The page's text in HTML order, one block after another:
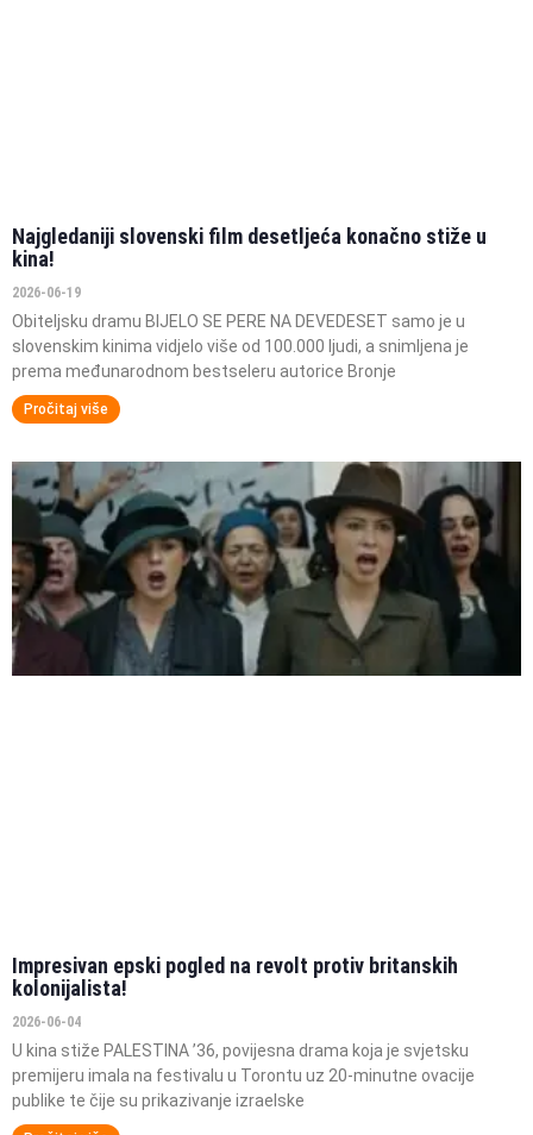
Najgledaniji slovenski film desetljeća konačno stiže u
kina!
2026-06-19
Obiteljsku dramu BIJELO SE PERE NA DEVEDESET samo je u
slovenskim kinima vidjelo više od 100.000 ljudi, a snimljena je
prema međunarodnom bestseleru autorice Bronje
Pročitaj više
Impresivan epski pogled na revolt protiv britanskih
kolonijalista!
2026-06-04
U kina stiže PALESTINA ’36, povijesna drama koja je svjetsku
premijeru imala na festivalu u Torontu uz 20-minutne ovacije
publike te čije su prikazivanje izraelske